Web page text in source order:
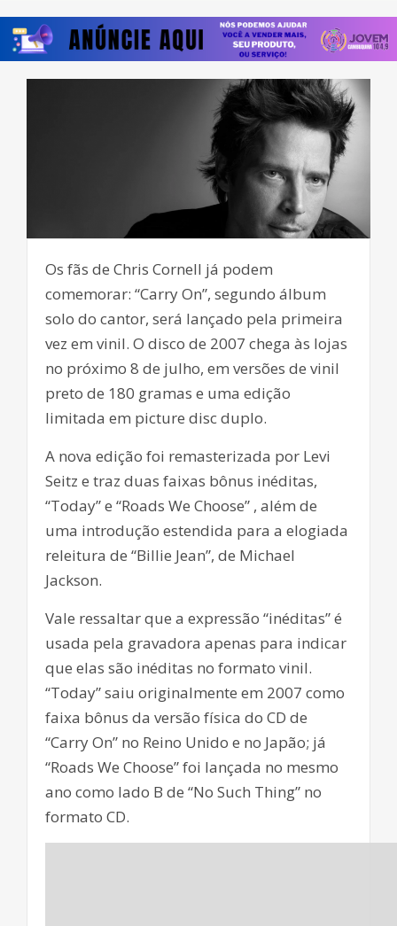
Os fãs de Chris Cornell já podem
comemorar: “Carry On”, segundo álbum
solo do cantor, será lançado pela primeira
vez em vinil. O disco de 2007 chega às lojas
no próximo 8 de julho, em versões de vinil
preto de 180 gramas e uma edição
limitada em picture disc duplo.
A nova edição foi remasterizada por Levi
Seitz e traz duas faixas bônus inéditas,
“Today” e “Roads We Choose” , além de
uma introdução estendida para a elogiada
releitura de “Billie Jean”, de Michael
Jackson.
Vale ressaltar que a expressão “inéditas” é
usada pela gravadora apenas para indicar
que elas são inéditas no formato vinil.
“Today” saiu originalmente em 2007 como
faixa bônus da versão física do CD de
“Carry On” no Reino Unido e no Japão; já
“Roads We Choose” foi lançada no mesmo
ano como lado B de “No Such Thing” no
formato CD.